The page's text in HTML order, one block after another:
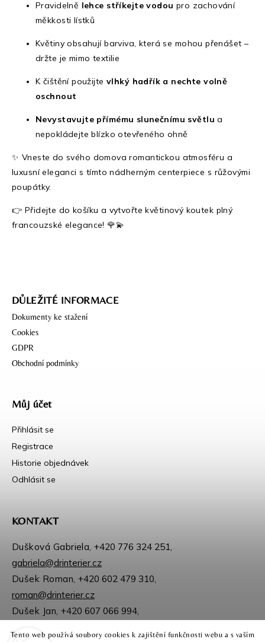
Tento web používá soubory cookies k zajištění funkčnosti webu a s vaším
Pravidelně lehce stříkejte vodou pro zachování
měkkosti lístků
Květiny obsahují barviva, která se mohou přenášet –
držte je mimo textilie
K čištění použijte vlhký hadřík a nechte volně
oschnout
Nevystavujte přímému slunečnímu světlu a
nepokládejte blízko otevřeného ohně
✨ Vneste do svého domova romantickou atmosféru a
luxusní eleganci s tímto nádherným centerpiece s růžovými
poupátky.
👉 Přidejte do košíku a vytvořte květinový koutek plný
francouzské elegance! 🌹💫
DŮLEŽITÉ INFORMACE
Dokumenty ke stažení
Cookies
GDPR
Obchodní podmínky
Můj účet
Přihlásit se
Registrace
Historie objednávek
Odhlásit se
KONTAKT
Dušková Gabriela,+420 776 324 251,
gabriela@drinterier.cz
Dušek Roman,+420 602 479 310,
roman@drinterier.cz
Dušek Jan,+420 607 066 994,